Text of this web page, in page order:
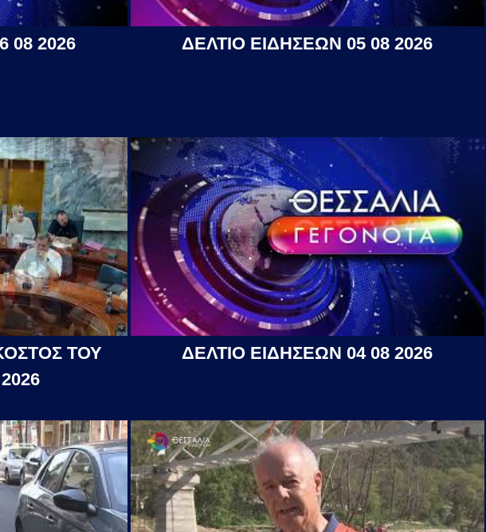
08 2026 ΔΕΛΤΙΟ ΕΙΔΗΣΕΩΝ 05 08 2026
ΤΟΥ
ΔΕΛΤΙΟ ΕΙΔΗΣΕΩΝ 04 08 2026